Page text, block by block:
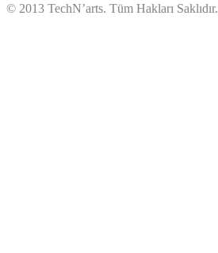
© 2013 TechN’arts. Tüm Hakları Saklıdır.